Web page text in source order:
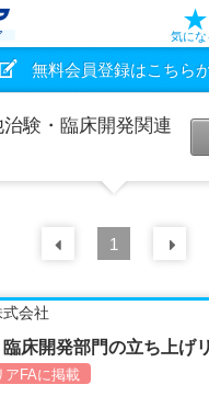
気にな
無料会員登録はこちら
験・臨床開発関連
前の 件
1
会社
臨床開発部門の立ち上げ
アFAに掲載